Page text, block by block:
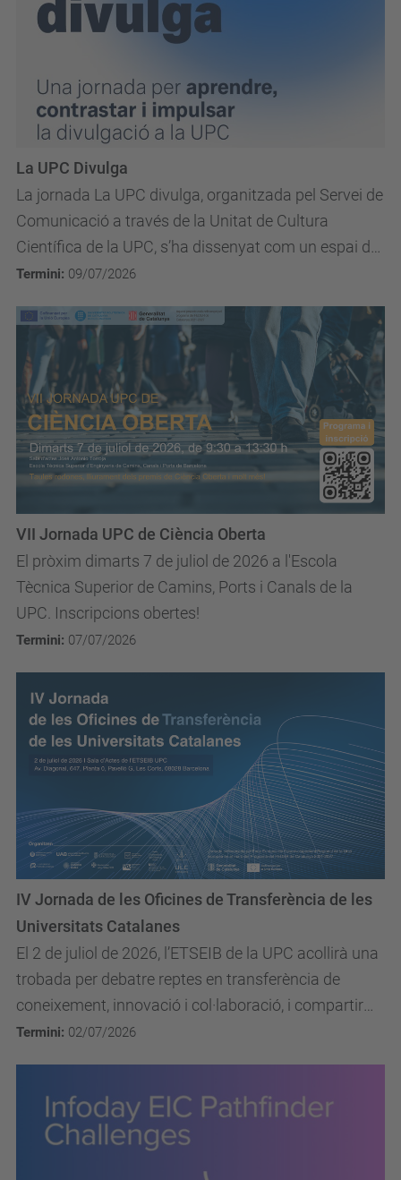
La jornada La UPC divulga, organitzada pel Servei de
Comunicació a través de la Unitat de Cultura
Científica de la UPC, s’ha dissenyat com un espai de
trobada i aprenentatge sobre divulgació per a...
La UPC Divulga
Termini: 09/07/2026
El pròxim dimarts 7 de juliol de 2026 a l'Escola
Tècnica Superior de Camins, Ports i Canals de la
UPC. Inscripcions obertes!
VII Jornada UPC de Ciència Oberta
Termini: 07/07/2026
El 2 de juliol de 2026, l’ETSEIB de la UPC acollirà una
trobada per debatre reptes en transferència de
coneixement, innovació i col·laboració, i compartir
experiències.
IV Jornada de les Oficines de Transferència de les
Universitats Catalanes
Termini: 02/07/2026